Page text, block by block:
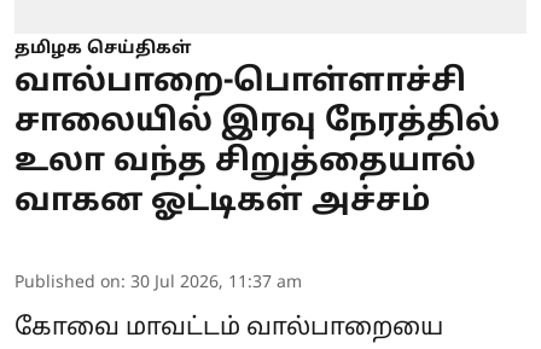
தமிழக செய்திகள்
வால்பாறை-பொள்ளாச்சி
சாலையில் இரவு நேரத்தில்
உலா வந்த சிறுத்தையால்
வாகன ஓட்டிகள் அச்சம்
Published on: 30 Jul 2026, 11:37 am
கோவை மாவட்டம் வால்பாறையை